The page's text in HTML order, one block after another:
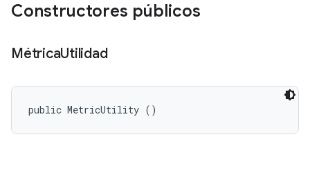
Constructores públicos
MétricaUtilidad
public MetricUtility ()